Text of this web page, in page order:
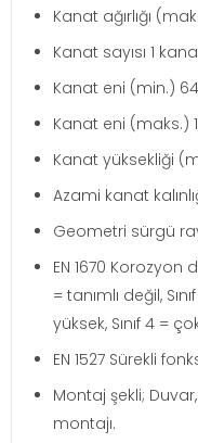
Kanat ağırlığı
Kanat sayısı 1
Kanat eni (min.)
Kanat eni (maks.)
Kanat yüksekliği
Azami kanat
Geometri sürgü
EN 1670 Korozyon
= tanımlı değil,
yüksek, Sınıf 4 =
EN 1527 Sürekli
Montaj şekli;
montajı.